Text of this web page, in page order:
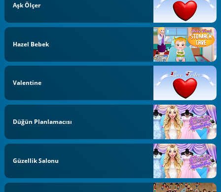
Aşk Ölçer
Hazel Bebek
Valentine
Düğün Planlamacısı
Güzellik Salonu